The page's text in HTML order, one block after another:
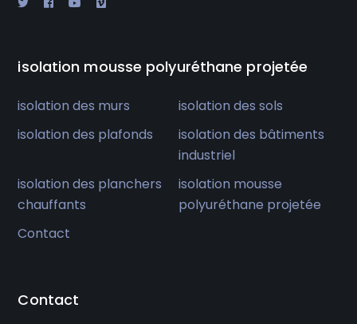
isolation mousse polyuréthane projetée
isolation des murs
isolation des sols
isolation des plafonds
isolation des bâtiments
industriel
isolation des planchers
chauffants
isolation mousse
polyuréthane projetée
Contact
Contact